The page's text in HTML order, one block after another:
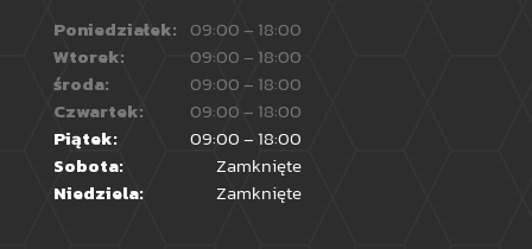
Poniedziałek: 09:00 – 18:00
Wtorek:
09:00 – 18:00
środa:
09:00 – 18:00
Czwartek:
09:00 – 18:00
Piątek:
09:00 – 18:00
Sobota:
Zamknięte
Niedziela:
Zamknięte